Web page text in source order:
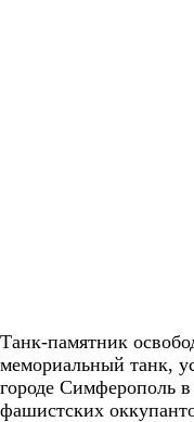
Танк-памятник
мемориальный танк,
городе Симферополь в
фашистских